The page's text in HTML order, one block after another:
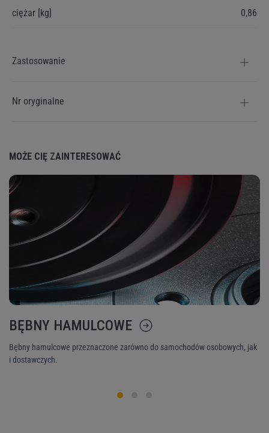
ciężar [kg] 0,86
Zastosowanie
Nr oryginalne
MOŻE CIĘ ZAINTERESOWAĆ
BĘBNY HAMULCOWE
Bębny hamulcowe przeznaczone zarówno do samochodów osobowych, jak
i dostawczych.